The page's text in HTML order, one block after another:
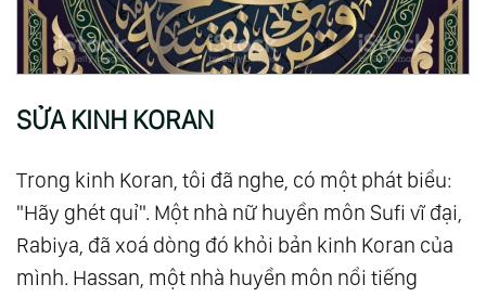
SỬA KINH KORAN
Trong kinh Koran, tôi đã nghe, có một phát biểu:
"Hãy ghét quỉ". Một nhà nữ huyền môn Sufi vĩ đại,
Rabiya, đã xoá dòng đó khỏi bản kinh Koran của
mình. Hassan, một nhà huyền môn nổi tiếng